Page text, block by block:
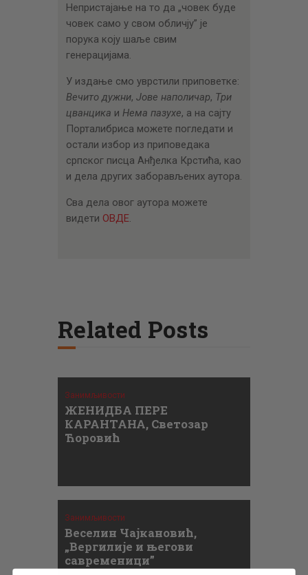
Непристајање на то да „човек буде
човек само у свом обличју” је
порука коју шаље свим
генерацијама.
У издање смо уврстили приповетке:
Вечито дужни, Јове наполичар, Три
цванцика и Нема пазухе, а на сајту
Порталибриса можете погледати и
остали избор из приповедака
српског писца Анђелка Крстића, као
и дела других заборављених аутора.
Сва дела овог аутора можете
видети ОВДЕ.
Related Posts
Занимљивости
ЖЕНИДБА ПЕРЕ
КАРАНТАНА, Светозар
Ћоровић
Занимљивости
Веселин Чајкановић,
„Вергилије и његови
савременици”